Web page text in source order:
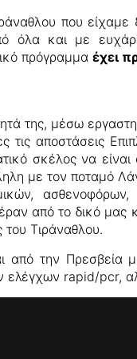
που
και με
πρόγραμμα έχει
της, μέσω
τις αποστάσεις
σκέλος να
με τον ποταμό
ασθενοφόρων,
από το δικό μας
του Τιράναθλου.
από την Πρεσβεία
ελέγχων rapid/pcr,